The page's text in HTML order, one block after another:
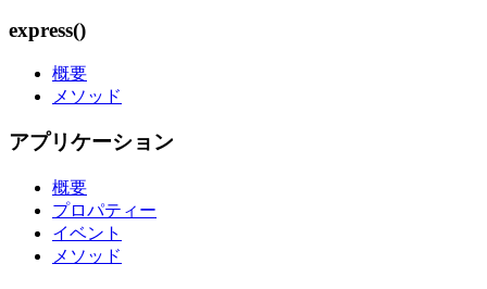
express()
概要
メソッド
アプリケーション
概要
プロパティー
イベント
メソッド